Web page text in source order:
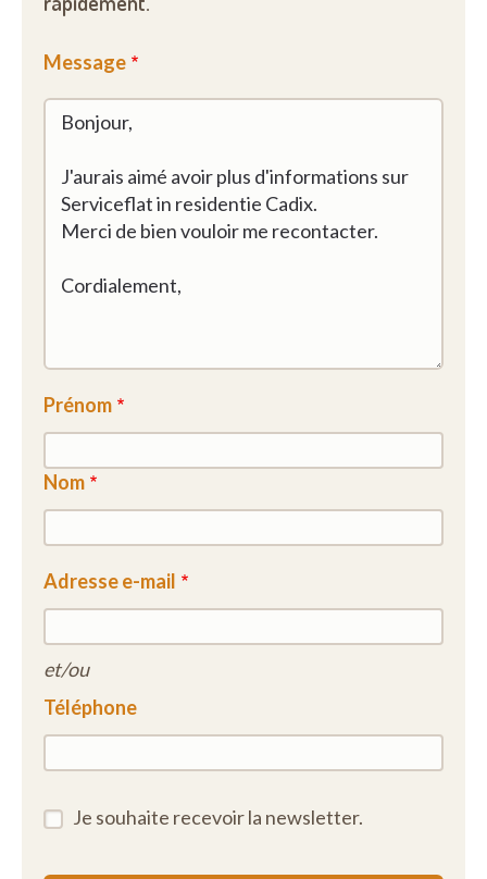
Message
Prénom
Nom
Adresse e-mail
et/ou
Téléphone
Je souhaite recevoir la newsletter.